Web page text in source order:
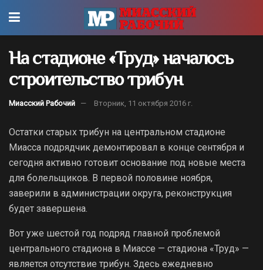
На стадионе «Труд» началось
строительство трибун
Миасский Рабочий Вторник, 11 октября 2016 г.
Остатки старых трибун на центральном стадионе
Миасса подрядчик демонтировал в конце сентября и
сегодня активно готовит основание под новые места
для болельщиков. В первой половине ноября,
заверили в администрации округа, реконструкция
будет завершена.
Вот уже шестой год подряд главной проблемой
центрального стадиона в Миассе — стадиона «Труд» —
является отсутствие трибун. Здесь ежедневно